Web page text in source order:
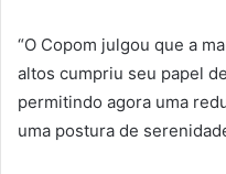
“O Copom julgou que a
altos cumpriu seu papel
permitindo agora uma
uma postura de